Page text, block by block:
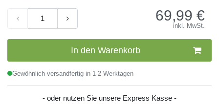
69,99 €
inkl. MwSt.
In den Warenkorb
Gewöhnlich versandfertig in 1-2 Werktagen
- oder nutzen Sie unsere Express Kasse -